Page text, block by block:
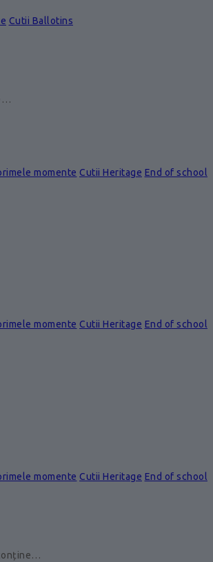
Cutii Ballotins
momente Cutii Heritage End of school
momente Cutii Heritage End of school
momente Cutii Heritage End of school